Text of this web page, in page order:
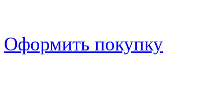
Оформить покупку